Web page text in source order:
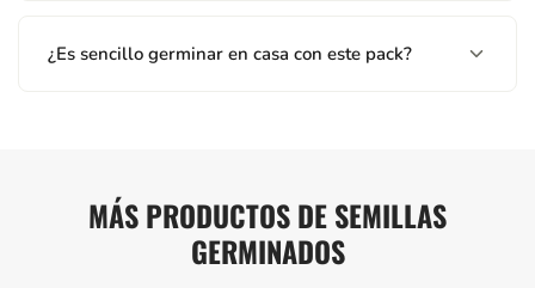
¿Es sencillo germinar en casa con este pack?
MÁS PRODUCTOS DE SEMILLAS
GERMINADOS